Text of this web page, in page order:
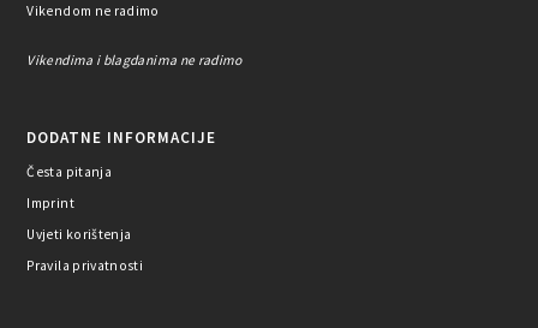
Vikendom ne radimo
Vikendima i blagdanima ne radimo
DODATNE INFORMACIJE
Česta pitanja
Imprint
Uvjeti korištenja
Pravila privatnosti